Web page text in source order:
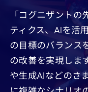
「コグニザントの
ティクス、AIを活
の目標のバランス
の改善を実現しま
や生成AIなどのさ